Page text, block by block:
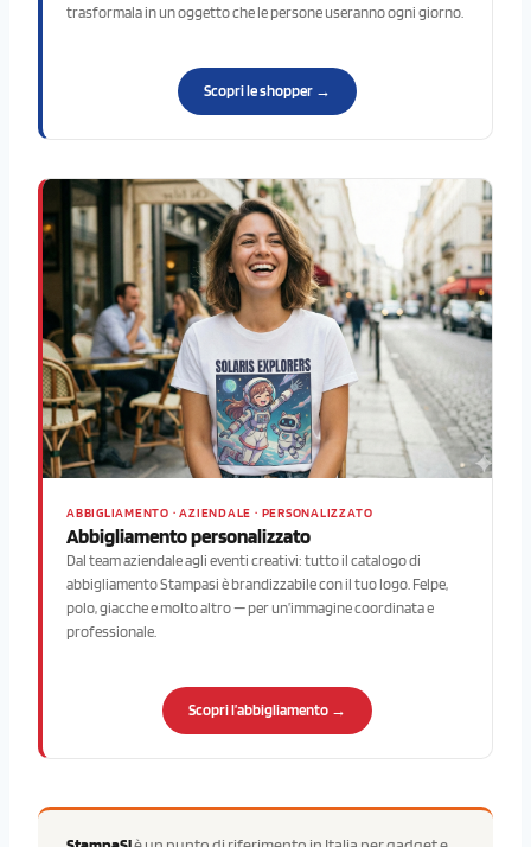
trasformala in un oggetto che le persone useranno ogni giorno.
Scopri le shopper →
ABBIGLIAMENTO · AZIENDALE · PERSONALIZZATO
Abbigliamento personalizzato
Dal team aziendale agli eventi creativi: tutto il catalogo di
abbigliamento Stampasi è brandizzabile con il tuo logo. Felpe,
polo, giacche e molto altro — per un’immagine coordinata e
professionale.
Scopri l’abbigliamento →